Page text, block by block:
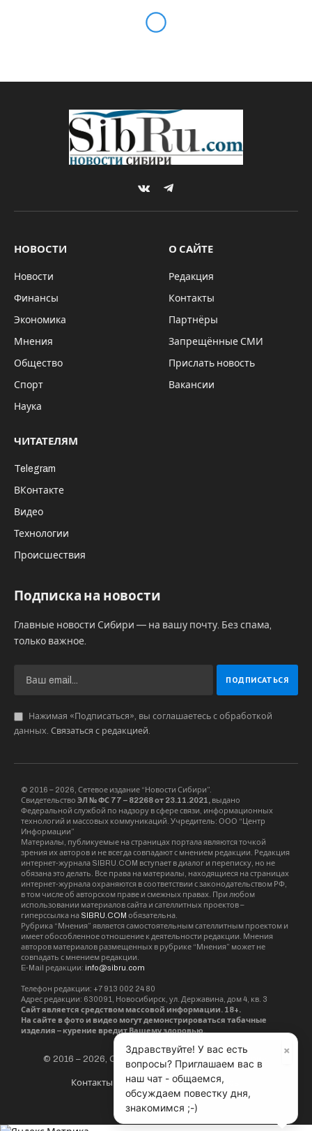
жилой дом в Воронеже, был
начинен поражающими
элементами
Михаил ШТЕРН 10.06.2023 НОВОСТИ
местные жители обнаружили
металлические подшипники. Они
в центре города, был начинен
поражающими элементами.
Об этом сообщает Telegram-канал Readovka.
ранить как можно больше мирных жителей. В
результате происшествия
маркетинговым коммуникациям. Журналист и
обозреватель ряда федеральных СМИ. Руководитель
Новосибирские нейрохирурги восстановили
функции рук двум бойцам после минно-
взрывных травм
Читать далее
×
Здравствуйте! У вас есть
вопросы? Приглашаем вас в
наш чат - общаемся,
обсуждаем повестку дня,
знакомимся ;-)